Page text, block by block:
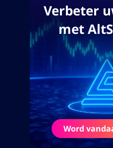
Verbeter
met
Word